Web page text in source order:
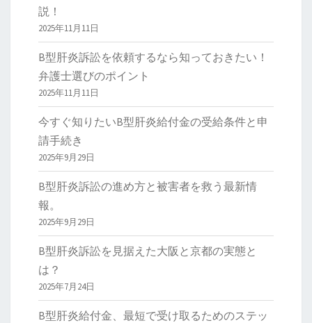
説！
2025年11月11日
B型肝炎訴訟を依頼するなら知っておきたい！
弁護士選びのポイント
2025年11月11日
今すぐ知りたいB型肝炎給付金の受給条件と申
請手続き
2025年9月29日
B型肝炎訴訟の進め方と被害者を救う最新情
報。
2025年9月29日
B型肝炎訴訟を見据えた大阪と京都の実態と
は？
2025年7月24日
B型肝炎給付金、最短で受け取るためのステッ